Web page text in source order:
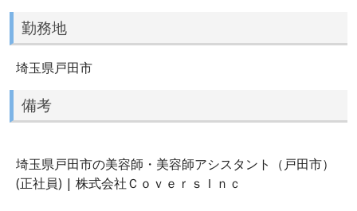
勤務地
埼玉県戸田市
備考
埼玉県戸田市の美容師・美容師アシスタント（戸田市）
(正社員) | 株式会社ＣｏｖｅｒｓＩｎｃ